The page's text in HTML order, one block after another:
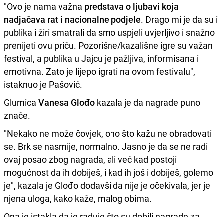
"Ovo je nama važna predstava o ljubavi koja
nadjačava rat i nacionalne podjele. Drago mi je da su i
publika i žiri smatrali da smo uspjeli uvjerljivo i snažno
prenijeti ovu priču. Pozorišne/kazališne igre su važan
festival, a publika u Jajcu je pažljiva, informisana i
emotivna. Zato je lijepo igrati na ovom festivalu",
istaknuo je Pašović.
Glumica Vanesa Glođo kazala je da nagrade puno
znače.
"Nekako ne može čovjek, ono što kažu ne obradovati
se. Brk se nasmije, normalno. Jasno je da se ne radi
ovaj posao zbog nagrada, ali već kad postoji
mogućnost da ih dobiješ, i kad ih još i dobiješ, golemo
je", kazala je Glođo dodavši da nije je očekivala, jer je
njena uloga, kako kaže, malog obima.